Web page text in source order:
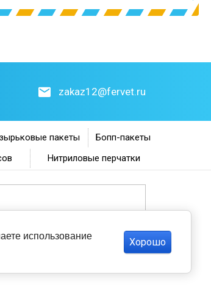
zakaz12@fervet.ru
пакеты
Бопп-пакеты
Нитриловые перчатки
использование
Хорошо